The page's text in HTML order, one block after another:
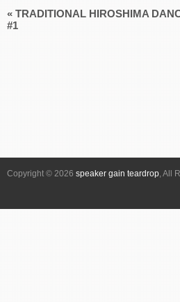
イ
シ
ョ
« TRADITIONAL HIROSHIMA
#1
Copyright © 2026 speaker gain teardrop, All